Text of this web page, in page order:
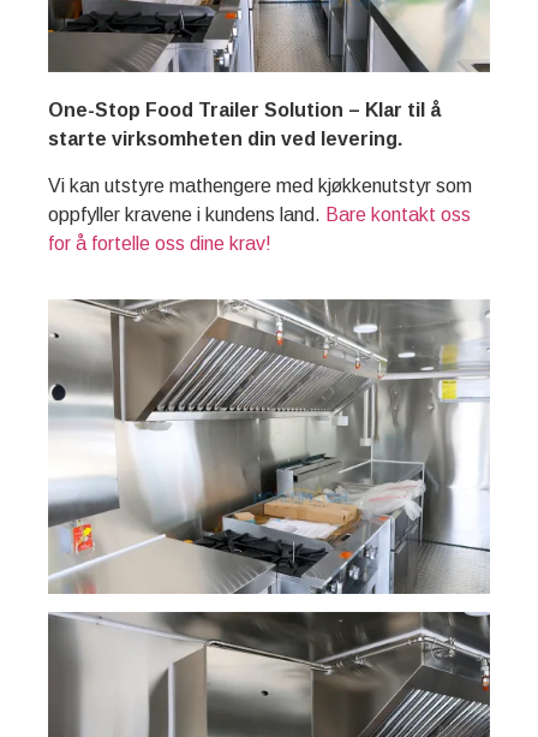
One-Stop Food Trailer Solution – Klar til å
starte virksomheten din ved levering.
Vi kan utstyre mathengere med kjøkkenutstyr som
oppfyller kravene i kundens land. Bare kontakt oss
for å fortelle oss dine krav!